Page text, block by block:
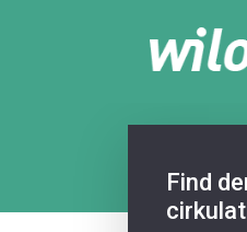
Find